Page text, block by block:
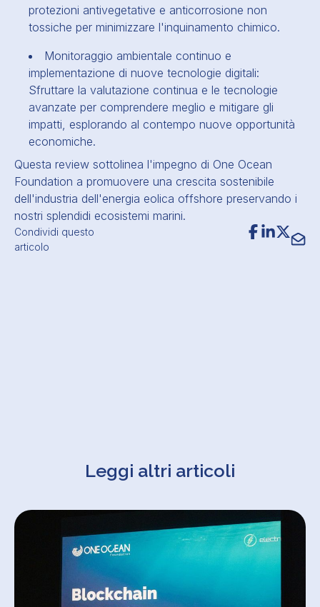
Condividi questo
articolo
protezioni antivegetative e anticorrosione non
tossiche per minimizzare l'inquinamento chimico.
Monitoraggio ambientale continuo e
implementazione di nuove tecnologie digitali:
Sfruttare la valutazione continua e le tecnologie
avanzate per comprendere meglio e mitigare gli
impatti, esplorando al contempo nuove opportunità
economiche.
Questa review sottolinea l'impegno di One Ocean
Foundation a promuovere una crescita sostenibile
dell'industria dell'energia eolica offshore preservando i
nostri splendidi ecosistemi marini.
Leggi altri articoli